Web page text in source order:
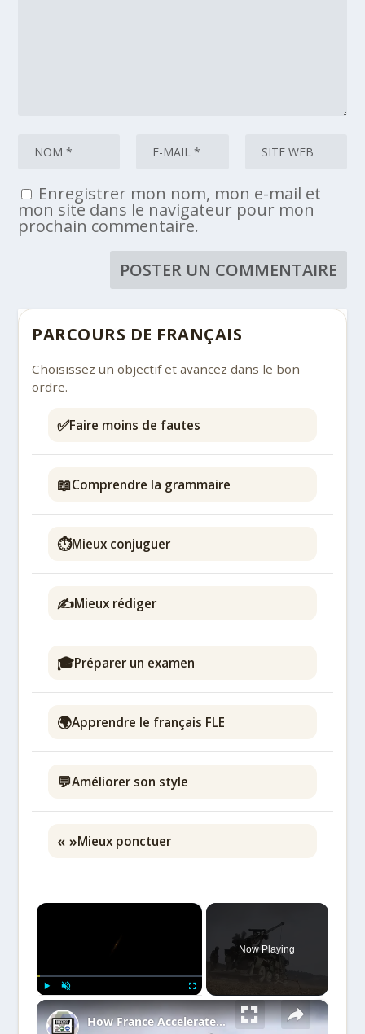
Enregistrer mon nom, mon e-mail et
mon site dans le navigateur pour mon
prochain commentaire.
PARCOURS DE FRANÇAIS
Choisissez un objectif et avancez dans le bon
ordre.
✅Faire moins de fautes
📖Comprendre la grammaire
⏱️Mieux conjuguer
✍️Mieux rédiger
🎓Préparer un examen
🌍Apprendre le français FLE
💬Améliorer son style
« »Mieux ponctuer
×
Now Playing
×
How France Accelerates Production of CAESAR Howitzers to Strengthen Ukrainian Artillery Capabilities